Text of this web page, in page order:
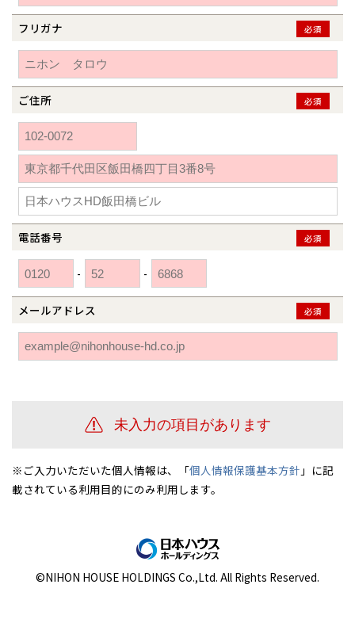
フリガナ 必須
ご住所 必須
電話番号 必須
- -
メールアドレス 必須
※ご入力いただいた個人情報は、「個人情報保護基本方針 」に記
載されている利用目的にのみ利用します。
©NIHON HOUSE HOLDINGS Co.,Ltd. All Rights Reserved.
道東
山形
宮城
福島
長野
富山
石川
福井
神奈川
埼玉
千葉
茨城
栃木
群馬
愛知
岐阜
静岡
三重
近畿
大阪
京都
兵庫
奈良
滋賀
中国・四国
岡山
香川
愛媛
鳥取
広島
山口
九州
福岡
佐賀
熊本
宮崎
鹿児島
分譲マンション
※現住所のある都道府県以外の建築予定地の方でも現住所の有るお近
くの展示場又は店舗にお問合せください。
応します。お気軽にご相談ください。
道東
釧路
山形県
宮城県
福島県
郡山
いわき
長野県
長野
富山県
石川県
福井県
神奈川県
横浜
相模
埼玉県
埼玉
千葉県
柏
茨城県
水戸
栃木県
宇都宮
群馬県
伊勢崎
愛知県
名古屋
岐阜県
静岡県
三重県
近畿
大阪府
大阪
京都府
京都
奈良県
奈良
中国・四国
岡山県
岡山
香川県
高松
愛媛県
松山
九州
福岡県
佐賀県
佐賀
熊本県
熊本
大分県
大分
宮崎県
宮崎
鹿児島県
鹿児島